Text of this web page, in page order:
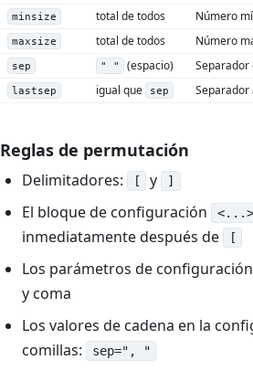
minsize total de todos Número
maxsize total de todos Número
sep " " (espacio) Separador
lastsep igual que sep
Reglas de permutación
Delimitadores: [ y ]
El bloque de configuración <...>
inmediatamente después de
[
Los parámetros de
y coma
Los valores de cadena en la
comillas:
sep=", "